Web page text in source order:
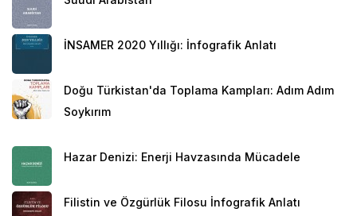
İNSAMER 2020 Yıllığı: İnfografik Anlatı
Doğu Türkistan'da Toplama Kampları: Adım Adım
Soykırım
Hazar Denizi: Enerji Havzasında Mücadele
Filistin ve Özgürlük Filosu İnfografik Anlatı